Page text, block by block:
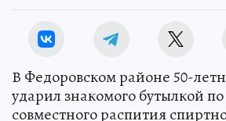
В Федоровском районе 50-
ударил знакомого бутылкой
совместного распития